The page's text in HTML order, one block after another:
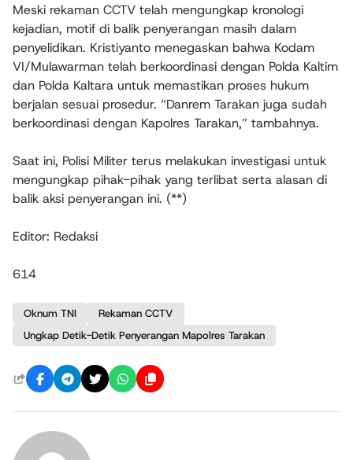
Meski rekaman CCTV telah mengungkap kronologi
kejadian, motif di balik penyerangan masih dalam
penyelidikan. Kristiyanto menegaskan bahwa Kodam
VI/Mulawarman telah berkoordinasi dengan Polda Kaltim
dan Polda Kaltara untuk memastikan proses hukum
berjalan sesuai prosedur. “Danrem Tarakan juga sudah
berkoordinasi dengan Kapolres Tarakan,” tambahnya.
Saat ini, Polisi Militer terus melakukan investigasi untuk
mengungkap pihak-pihak yang terlibat serta alasan di
balik aksi penyerangan ini. (**)
Editor: Redaksi
614
Oknum TNI
Rekaman CCTV
Ungkap Detik-Detik Penyerangan Mapolres Tarakan